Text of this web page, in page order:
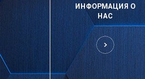
ИНФОРМАЦИЯ О
НАС